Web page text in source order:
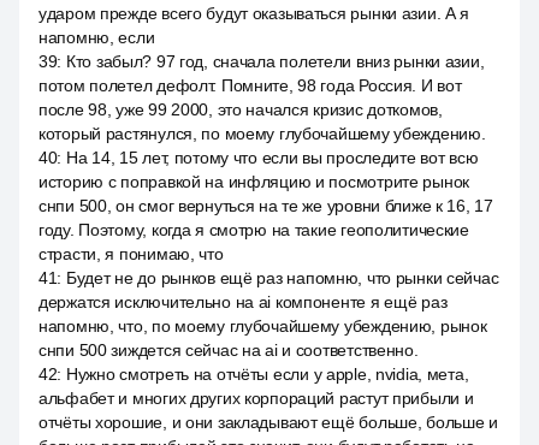
ударом прежде всего будут оказываться рынки азии. А я
напомню, если
39: Кто забыл? 97 год, сначала полетели вниз рынки азии,
потом полетел дефолт. Помните, 98 года Россия. И вот
после 98, уже 99 2000, это начался кризис доткомов,
который растянулся, по моему глубочайшему убеждению.
40: На 14, 15 лет, потому что если вы проследите вот всю
историю с поправкой на инфляцию и посмотрите рынок
снпи 500, он смог вернуться на те же уровни ближе к 16, 17
году. Поэтому, когда я смотрю на такие геополитические
страсти, я понимаю, что
41: Будет не до рынков ещё раз напомню, что рынки сейчас
держатся исключительно на ai компоненте я ещё раз
напомню, что, по моему глубочайшему убеждению, рынок
снпи 500 зиждется сейчас на ai и соответственно.
42: Нужно смотреть на отчёты если у apple, nvidia, мета,
альфабет и многих других корпораций растут прибыли и
отчёты хорошие, и они закладывают ещё больше, больше и